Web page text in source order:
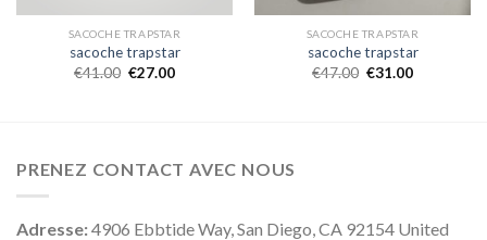
SACOCHE TRAPSTAR
sacoche trapstar
€41.00 €27.00
SACOCHE TRAPSTAR
sacoche trapstar
€47.00 €31.00
PRENEZ CONTACT AVEC NOUS
Adresse:4906 Ebbtide Way, San Diego, CA 92154 United